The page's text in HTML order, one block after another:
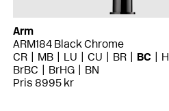
Arm
ARM184 Black Chrome
CR
MB LU CU BR BC
BrBC
BrHG
BN
Pris 8995 kr